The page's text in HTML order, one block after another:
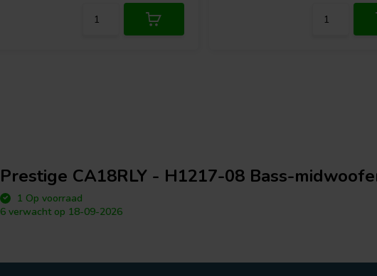
Prestige CA18RLY - H1217-08 Bass-
1 Op voorraad
6 verwacht op 18-09-2026